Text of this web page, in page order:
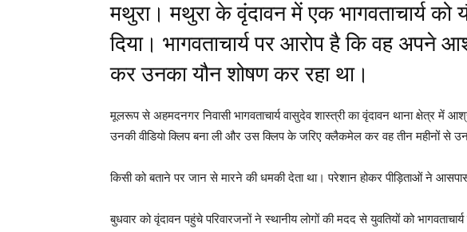
मथुरा। मथुरा के वृंदावन में एक भागवताचार्य
दिया। भागवताचार्य पर आरोप है कि वह अपने
कर उनका यौन शोषण कर रहा था।
मूलरूप से अहमदनगर निवासी भागवताचार्य वासुदेव शास्त्री का वृंदावन थाना क्षेत्र में
उनकी वीडियो क्लिप बना ली और उस क्लिप के जरिए क्लैकमेल कर वह तीन महीनों से
किसी को बताने पर जान से मारने की धमकी देता था। परेशान होकर पीड़िताओं ने आसपास
बुधवार को वृंदावन पहुंचे परिवारजनों ने स्थानीय लोगों की मदद से युवतियों को